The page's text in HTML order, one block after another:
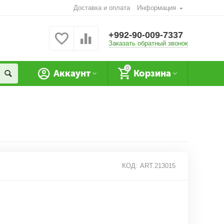
Доставка и оплата Информация
+992-90-009-7337
Заказать обратный звонок
0
Корзина
Аккаунт
КОД: ART.213015